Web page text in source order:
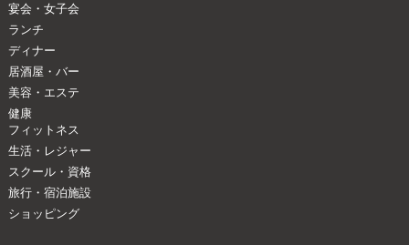
宴会・女子会
ランチ
ディナー
居酒屋・バー
美容・エステ
健康
フィットネス
生活・レジャー
スクール・資格
旅行・宿泊施設
ショッピング